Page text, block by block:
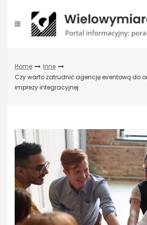
content
Home
Inne
Czy warto zatrudnić agencję eventową do
imprezy integracyjnej